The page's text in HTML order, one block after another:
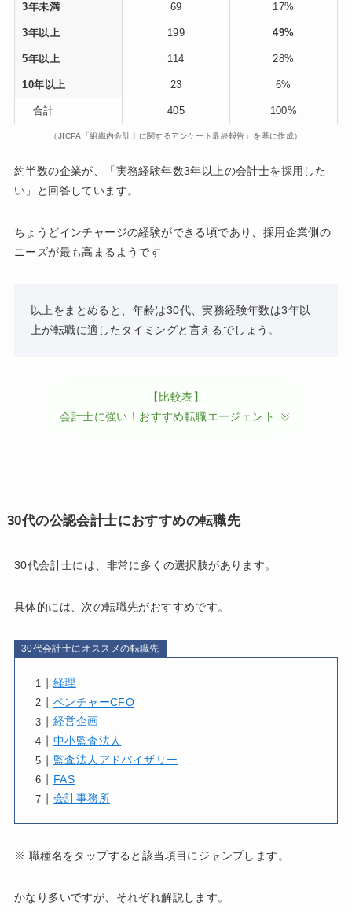
3年未満 69 17%
3年以上 199 49%
5年以上 114 28%
10年以上 23 6%
合計 405 100%
（JICPA「組織内会計士に関するアンケート最終報告」を基に作成）
約半数の企業が、「実務経験年数3年以上の会計士を採用した
い」と回答しています。
ちょうどインチャージの経験ができる頃であり、採用企業側の
ニーズが最も高まるようです
以上をまとめると、年齢は30代、実務経験年数は3年以
上が転職に適したタイミングと言えるでしょう。
【比較表】
会計士に強い！おすすめ転職エージェント
30代の公認会計士におすすめの転職先
30代会計士には、非常に多くの選択肢があります。
具体的には、次の転職先がおすすめです。
30代会計士にオススメの転職先
経理
ベンチャーCFO
経営企画
中小監査法人
監査法人アドバイザリー
FAS
会計事務所
※ 職種名をタップすると該当項目にジャンプします。
かなり多いですが、それぞれ解説します。